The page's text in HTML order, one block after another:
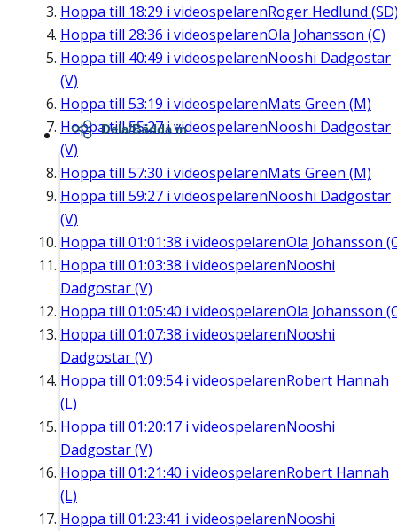
Hoppa till 18:29 i videospelarenRoger Hedlund
Hoppa till 28:36 i videospelarenOla Johansson (C)
Hoppa till 40:49 i videospelarenNooshi Dadgostar
(V)
Hoppa till 53:19 i videospelarenMats Green (M)
Hoppa till55:27i videospelarenNooshi Dadgostar
(V)
Hoppa till 57:30 i videospelarenMats Green (M)
Hoppa till 59:27 i videospelarenNooshi Dadgostar
(V)
Hoppa till 01:01:38 i videospelarenOla Johansson
Hoppa till 01:03:38 i videospelarenNooshi
Dadgostar (V)
Hoppa till 01:05:40 i videospelarenOla Johansson
Hoppa till 01:07:38 i videospelarenNooshi
Dadgostar (V)
Hoppa till 01:09:54i videospelarenRobert Hannah
(L)
Hoppa till 01:20:17 i videospelarenNooshi
Dadgostar (V)
Hoppa till 01:21:40 i videospelarenRobert Hannah
(L)
Hoppa till 01:23:41 i videospelarenNooshi
Dela/Bädda in